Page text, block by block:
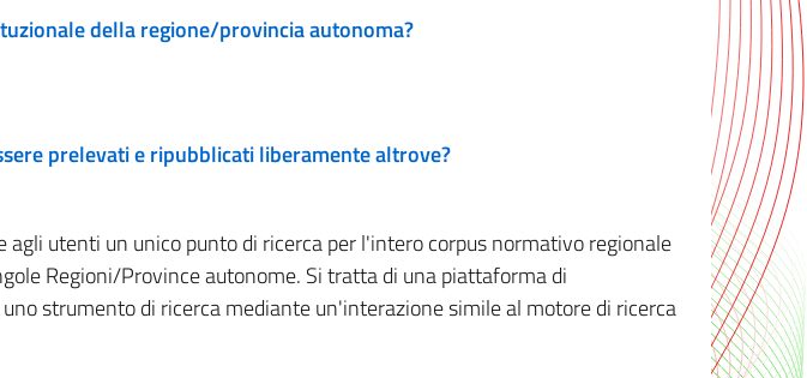
della regione/provincia autonoma?
prelevati e ripubblicati liberamente altrove?
utenti un unico punto di ricerca per l'intero corpus normativo regionale
Regioni/Province autonome. Si tratta di una piattaforma di
strumento di ricerca mediante un'interazione simile al motore di ricerca